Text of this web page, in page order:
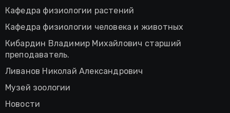
Кафедра физиологии растений
Кафедра физиологии человека и животных
Кибардин Владимир Михайлович старший
преподаватель.
Ливанов Николай Александрович
Музей зоологии
Новости